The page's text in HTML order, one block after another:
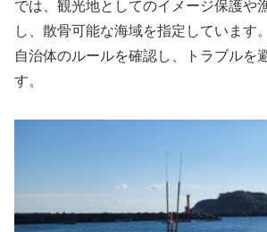
では、観光地としてのイメージ保護や
し、散骨可能な海域を指定しています
自治体のルールを確認し、トラブルを
す。